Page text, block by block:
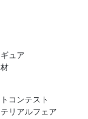
ュア
コンテスト
リアルフェア